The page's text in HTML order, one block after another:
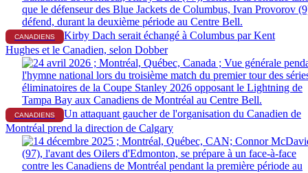
CANADIENS
Kirby Dach serait échangé à Columbus par Kent
Hughes et le Canadien, selon Dobber
CANADIENS
Un attaquant gaucher de l'organisation du Canadien de
Montréal prend la direction de Calgary